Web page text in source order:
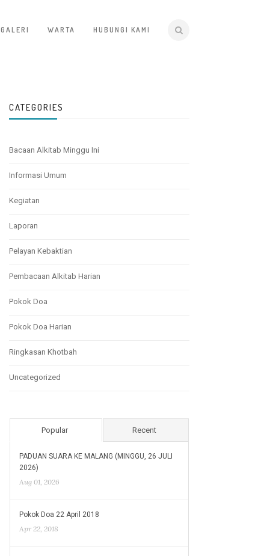
GALERI WARTA HUBUNGI KAMI
CATEGORIES
Bacaan Alkitab Minggu Ini
Informasi Umum
Kegiatan
Laporan
Pelayan Kebaktian
Pembacaan Alkitab Harian
Pokok Doa
Pokok Doa Harian
Ringkasan Khotbah
Uncategorized
Popular Recent
PADUAN SUARA KE MALANG (MINGGU, 26 JULI
2026)
Aug 01, 2026
Pokok Doa 22 April 2018
Apr 22, 2018